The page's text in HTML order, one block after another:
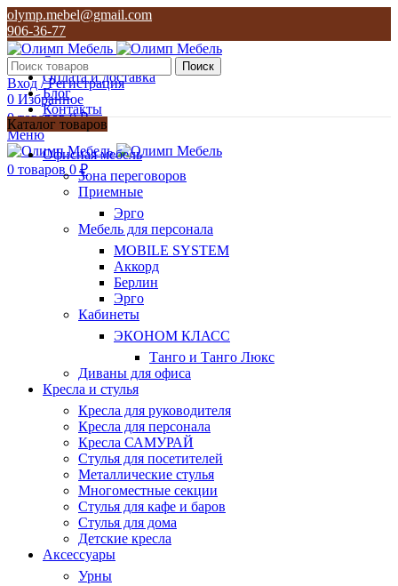
olymp.mebel@gmail.com
906-36-77
О нас
Оплата и доставка
Блог
Контакты
906-36-77
Поиск
Вход / Регистрация
0 Избранное
0товаров 0₽
Меню
0 товаров 0₽
Каталог товаров
Офисная мебель
Зона переговоров
Приемные
Эрго
Мебель для персонала
MOBILE SYSTEM
Аккорд
Берлин
Эрго
Кабинеты
ЭКОНОМ КЛАСС
Танго и Танго Люкс
Диваны для офиса
Кресла и стулья
Кресла для руководителя
Кресла для персонала
Кресла САМУРАЙ
Стулья для посетителей
Металлические стулья
Многоместные секции
Стулья для кафе и баров
Стулья для дома
Детские кресла
Аксессуары
Урны